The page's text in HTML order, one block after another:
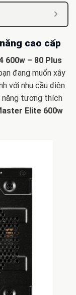
cao cấp
600w – 80 Plus
đang muốn xây
với nhu cầu điện
năng tương thích
Elite 600w